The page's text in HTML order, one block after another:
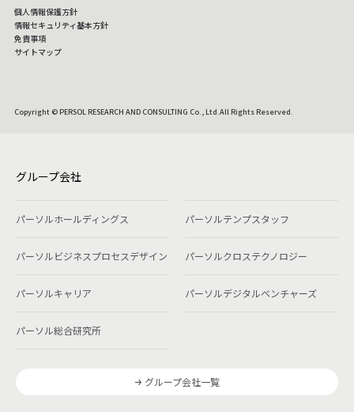
Copyright © PERSOL RESEARCH AND CONSULTING Co., Ltd.All Rights Reserved.
個人情報保護方針
情報セキュリティ基本方針
免責事項
サイトマップ
グループ会社
パーソルホールディングス パーソルテンプスタッフ
パーソルビジネスプロセスデザイン パーソルクロステクノロジー
パーソルキャリア パーソルデジタルベンチャーズ
パーソル総合研究所
グループ会社一覧